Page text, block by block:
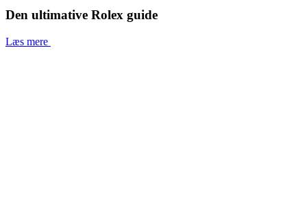
Den ultimative Rolex guide
Læs mere